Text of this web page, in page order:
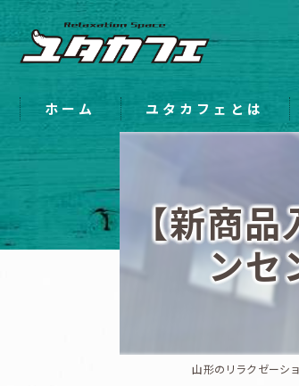
ホーム ユタカフェとは
【新商
ンセ
山形のリラクゼーシ